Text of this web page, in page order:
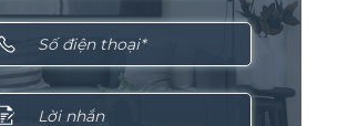
được đa dạng
công, cần
bày và cả bộ